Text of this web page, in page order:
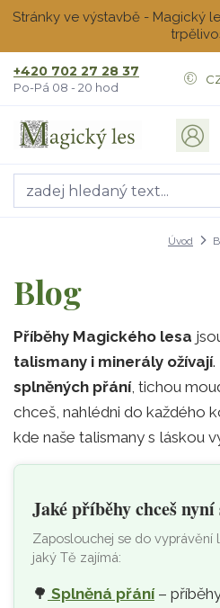
Stránky ve výstavbě - Magický
+420 702 27 28 37
Po-Pá 08 - 20 hod
Úvod
Blog
Příběhy Magického lesa
talismany i minerály ožívají.
splněných přání, tichou
chceš, nahlédni do každého
kde naše talismany s láskou
Jaké příběhy chceš nyní
Zaposlouchej se do vyprávění
jaký Tě zajímá:
🌳 Splněná přání–